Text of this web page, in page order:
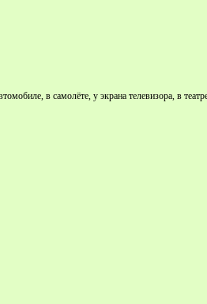
в самолёте, у экрана телевизора, в